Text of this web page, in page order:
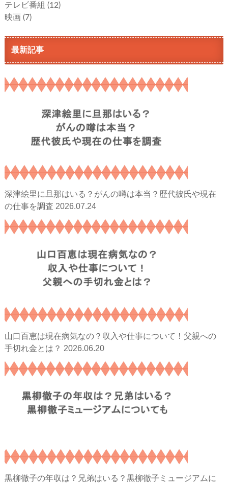
テレビ番組 (12)
映画 (7)
最新記事
深津絵里に旦那はいる？がんの噂は本当？歴代彼氏や現在
の仕事を調査 2026.07.24
山口百恵は現在病気なの？収入や仕事について！父親への
手切れ金とは？ 2026.06.20
黒柳徹子の年収は？兄弟はいる？黒柳徹子ミュージアムに